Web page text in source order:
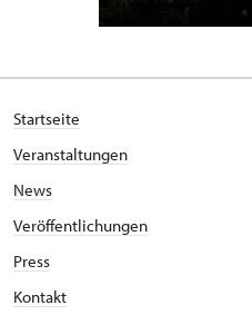
Startseite
Veranstaltungen
News
Veröffentlichungen
Press
Kontakt